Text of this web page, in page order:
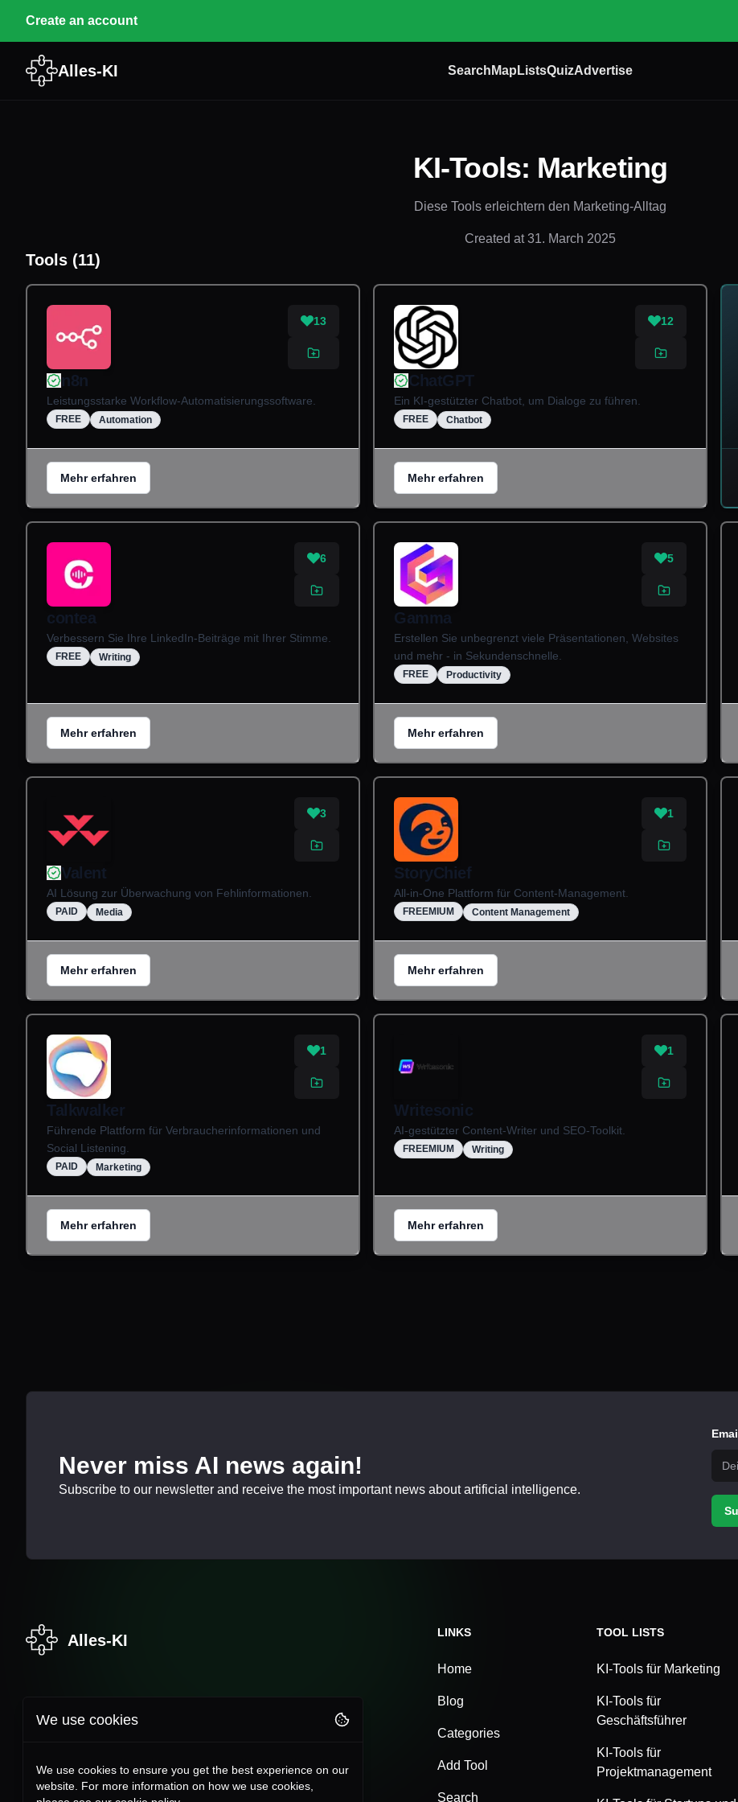
Create an account
Alles-KI Search Map ListsQuizAdvertise
KI-Tools: Marketing
Diese Tools erleichtern den Marketing-Alltag
Created at 31. March 2025
Tools (11)
13
n8n
Leistungsstarke Workflow-Automatisierungssoftware.
FREE Automation
Mehr erfahren
12
ChatGPT
Ein KI-gestützter Chatbot, um Dialoge zu führen.
FREE Chatbot
Mehr erfahren
6
contea
Verbessern Sie Ihre LinkedIn-Beiträge mit Ihrer Stimme.
FREE Writing
Mehr erfahren
5
Gamma
Erstellen Sie unbegrenzt viele Präsentationen, Websites
und mehr - in Sekundenschnelle.
FREE Productivity
Mehr erfahren
3
Valent
AI Lösung zur Überwachung von Fehlinformationen.
PAID Media
Mehr erfahren
1
StoryChief
All-in-One Plattform für Content-Management.
FREEMIUM Content Management
Mehr erfahren
1
Talkwalker
Führende Plattform für Verbraucherinformationen und
Social Listening.
PAID Marketing
Mehr erfahren
1
Writesonic
AI-gestützter Content-Writer und SEO-Toolkit.
FREEMIUM Writing
Mehr erfahren
Never miss AI news again!
Subscribe to our newsletter and receive the most important news about artificial intelligence.
Alles-KI LINKS
Home
Blog
Categories
Add Tool
Search
TOOL LISTS
KI-Tools für Marketing
KI-Tools für
Geschäftsführer
KI-Tools für
Projektmanagement
We use cookies
We use cookies to ensure you get the best experience on our
website. For more information on how we use cookies,